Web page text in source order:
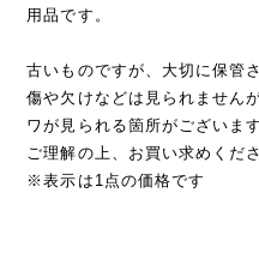
用品です。
古いものですが、大切に保管
傷や欠けなどは見られません
ワが見られる箇所がございま
ご理解の上、お買い求めくださ
※表示は1点の価格です